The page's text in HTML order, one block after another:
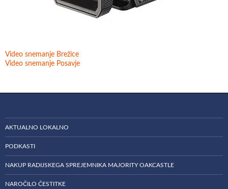
Video snemanje Brežice
Video snemanje Posavje
AKTUALNO LOKALNO
PODKASTI
NAKUP RADIJSKEGA SPREJEMNIKA MAJORITY OAKCASTLE
NAROČILO ČESTITKE